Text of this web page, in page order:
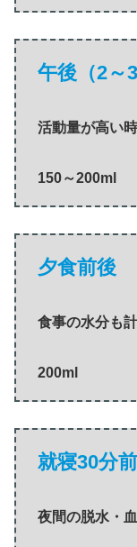
午後（2～3
活動量が高い
150～200ml
夕食前後
食事の水分も
200ml
就寝30分前
夜間の脱水・